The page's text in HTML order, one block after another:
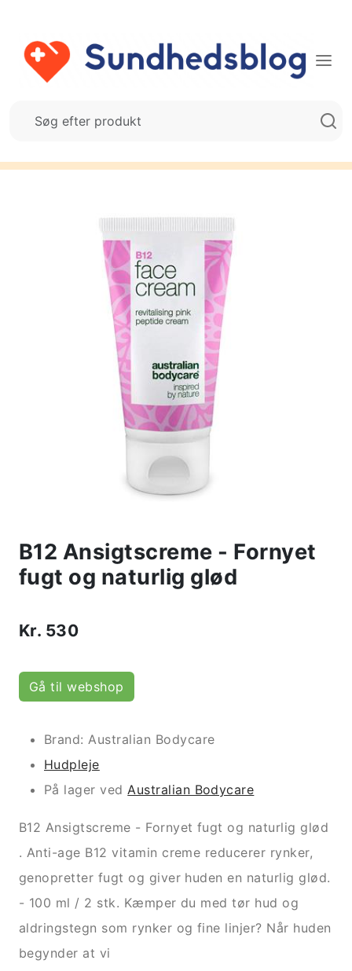
B12 Ansigtscreme - Fornyet
fugt og naturlig glød
Kr. 530
Gå til webshop
Brand: Australian Bodycare
Hudpleje
På lager vedAustralian Bodycare
B12 Ansigtscreme - Fornyet fugt og naturlig glød
. Anti-age B12 vitamin creme reducerer rynker,
genopretter fugt og giver huden en naturlig glød.
- 100 ml / 2 stk. Kæmper du med tør hud og
aldringstegn som rynker og fine linjer? Når huden
begynder at vi